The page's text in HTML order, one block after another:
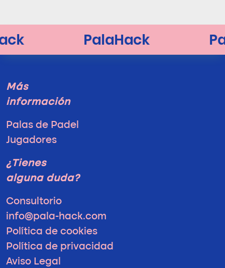
Más
información
Palas de Padel
Jugadores
¿Tienes
alguna duda?
Consultorio
info@pala-hack.com
Política de cookies
Política de privacidad
Aviso Legal